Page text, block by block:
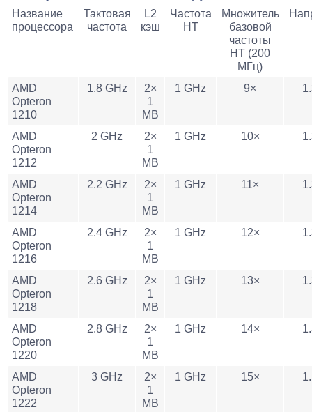
Название
процессора
Тактовая
частота
L2
кэш
Частота
HT
Множитель
базовой
частоты
HT (200
МГц)
AMD
Opteron
1210
1.8 GHz
2×
1
MB
1 GHz 9×
AMD
Opteron
1212
2 GHz
2×
1
MB
1 GHz 10×
AMD
Opteron
1214
2.2 GHz
2×
1
MB
1 GHz 11×
AMD
Opteron
1216
2.4 GHz
2×
1
MB
1 GHz 12×
AMD
Opteron
1218
2.6 GHz
2×
1
MB
1 GHz 13×
AMD
Opteron
1220
2.8 GHz
2×
1
MB
1 GHz 14×
AMD
Opteron
1222
3 GHz
2×
1
MB
1 GHz 15×